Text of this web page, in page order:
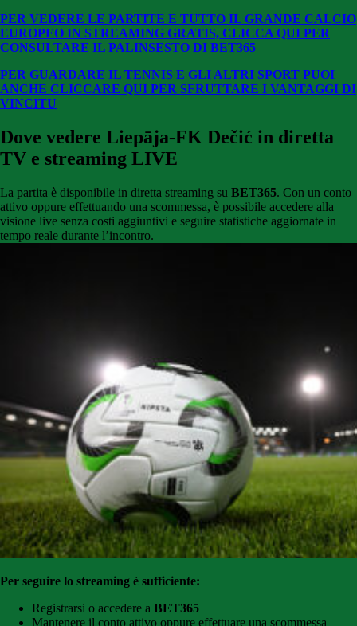
PER VEDERE LE PARTITE E TUTTO IL GRANDE CALCIO
EUROPEO IN STREAMING GRATIS, CLICCA QUI PER
CONSULTARE IL PALINSESTO DI BET365
PER GUARDARE IL TENNIS E GLI ALTRI SPORT PUOI
ANCHE CLICCARE QUI PER SFRUTTARE I VANTAGGI DI
VINCITU
Dove vedere Liepāja-FK Dečić in diretta
TV e streaming LIVE
La partita è disponibile in diretta streaming su BET365. Con un conto
attivo oppure effettuando una scommessa, è possibile accedere alla
visione live senza costi aggiuntivi e seguire statistiche aggiornate in
tempo reale durante l’incontro.
Per seguire lo streaming è sufficiente:
Registrarsi o accedere a BET365
Mantenere il conto attivo oppure effettuare una scommessa